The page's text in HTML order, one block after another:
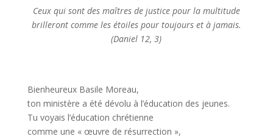
Ceux qui sont des maîtres de justice pour la multitude
brilleront comme les étoiles pour toujours et à jamais.
(Daniel 12, 3)
Bienheureux Basile Moreau,
ton ministère a été dévolu à l’éducation des jeunes.
Tu voyais l’éducation chrétienne
comme une « œuvre de résurrection »,